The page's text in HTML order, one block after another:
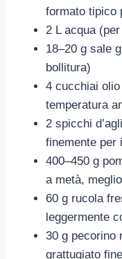
formato tipico
2 L acqua
18–20 g sale
bollitura)
4 cucchiai
temperatura
2 spicchi
finemente per
400–450 g
a metà,
60 g rucola
leggermente
30 g pecorino
grattugiato